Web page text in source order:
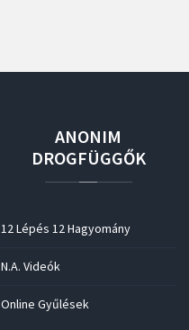
ANONIM
DROGFÜGGŐK
12 Lépés 12 Hagyomány
N.A. Videók
Online Gyűlések